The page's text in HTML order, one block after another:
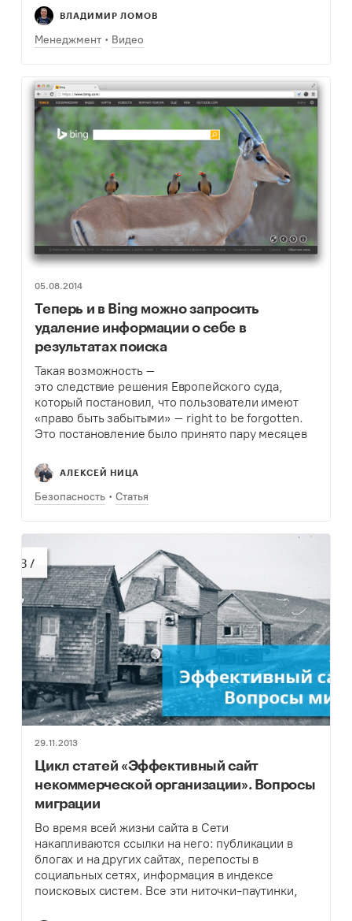
сайт: казалось бы, это определяет
эффективность. Но сервис…
ВЛАДИМИР ЛОМОВ
Менеджмент Видео
05.08.2014
Теперь и в Bing можно запросить
удаление информации о себе в
результатах поиска
Такая возможность –
это следствие решения Европейского суда,
который постановил, что пользователи имеют
«право быть забытыми» – right to be forgotten.
Это постановление было принято пару месяцев
Google. Но компания Microsoft решила не ждать
и заявила о возможности…
АЛЕКСЕЙ НИЦА
Безопасность Статья
29.11.2013
Цикл статей «Эффективный сайт
некоммерческой организации». Вопросы
миграции
Во время всей жизни сайта в Сети
накапливаются ссылки на него: публикации в
блогах и на других сайтах, перепосты в
социальных сетях, информация в индексе
поисковых систем. Все эти ниточки-паутинки,